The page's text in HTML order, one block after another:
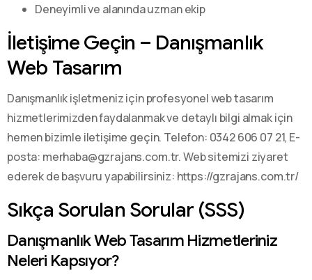
Deneyimli ve alanında uzman ekip
İletişime Geçin – Danışmanlık
Web Tasarım
Danışmanlık işletmeniz için profesyonel web tasarım
hizmetlerimizden faydalanmak ve detaylı bilgi almak için
hemen bizimle iletişime geçin. Telefon: 0342 606 07 21, E-
posta: merhaba@gzrajans.com.tr. Web sitemizi ziyaret
ederek de başvuru yapabilirsiniz: https://gzrajans.com.tr/
Sıkça Sorulan Sorular (SSS)
Danışmanlık Web Tasarım Hizmetleriniz
Neleri Kapsıyor?